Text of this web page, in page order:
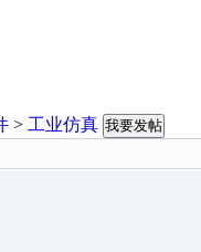
> 工业仿真 我要发帖